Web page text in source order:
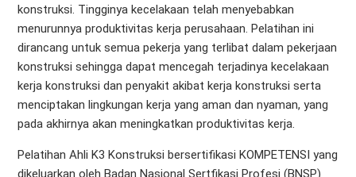
konstruksi. Tingginya kecelakaan telah menyebabkan
menurunnya produktivitas kerja perusahaan. Pelatihan ini
dirancang untuk semua pekerja yang terlibat dalam pekerjaan
konstruksi sehingga dapat mencegah terjadinya kecelakaan
kerja konstruksi dan penyakit akibat kerja konstruksi serta
menciptakan lingkungan kerja yang aman dan nyaman, yang
pada akhirnya akan meningkatkan produktivitas kerja.
Pelatihan Ahli K3 Konstruksi bersertifikasi KOMPETENSI yang
dikeluarkan oleh Badan Nasional Sertfikasi Profesi (BNSP)